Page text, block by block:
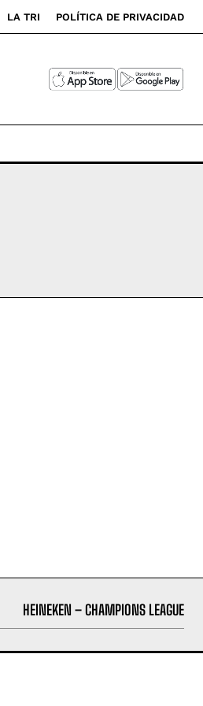
LA TRI POLÍTICA DE PRIVACIDAD
HEINEKEN – CHAMPIONS LEAGUE